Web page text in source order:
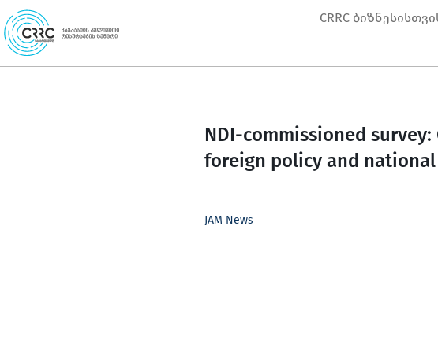
Skip
to
content
CRRC
NDI-commissioned
foreign policy and national
JAM News